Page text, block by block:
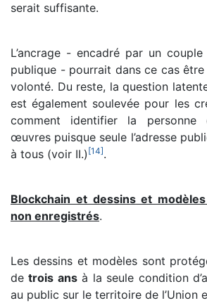
serait suffisante.
L’ancrage - encadré par un
publique - pourrait dans ce cas
volonté. Du reste, la question
est également soulevée pour les
comment identifier la personne
œuvres puisque seule l’adresse
à tous (voir II.) [14].
Blockchain et dessins et
non enregistrés.
Les dessins et modèles sont
detrois ansà la seule condition
au public sur le territoire de l’Union